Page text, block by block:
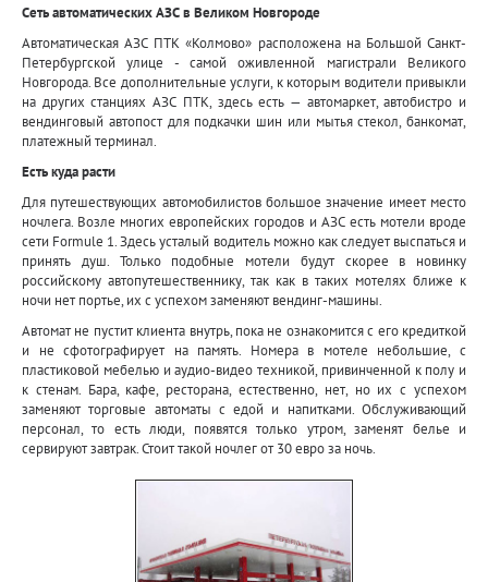
Сеть автоматических АЗС в Великом Новгороде
Автоматическая АЗС ПТК «Колмово» расположена на Большой Санкт-
Петербургской улице - самой оживленной магистрали Великого
Новгорода. Все дополнительные услуги, к которым водители привыкли
на других станциях АЗС ПТК, здесь есть — автомаркет, автобистро и
вендинговый автопост для подкачки шин или мытья стекол, банкомат,
платежный терминал.
Есть куда расти
Для путешествующих автомобилистов большое значение имеет место
ночлега. Возле многих европейских городов и АЗС есть мотели вроде
сети Formule 1. Здесь усталый водитель можно как следует выспаться и
принять душ. Только подобные мотели будут скорее в новинку
российскому автопутешественнику, так как в таких мотелях ближе к
ночи нет портье, их с успехом заменяют вендинг-машины.
Автомат не пустит клиента внутрь, пока не ознакомится с его кредиткой
и не сфотографирует на память. Номера в мотеле небольшие, с
пластиковой мебелью и аудио-видео техникой, привинченной к полу и
к стенам. Бара, кафе, ресторана, естественно, нет, но их с успехом
заменяют торговые автоматы с едой и напитками. Обслуживающий
персонал, то есть люди, появятся только утром, заменят белье и
сервируют завтрак. Стоит такой ночлег от 30 евро за ночь.